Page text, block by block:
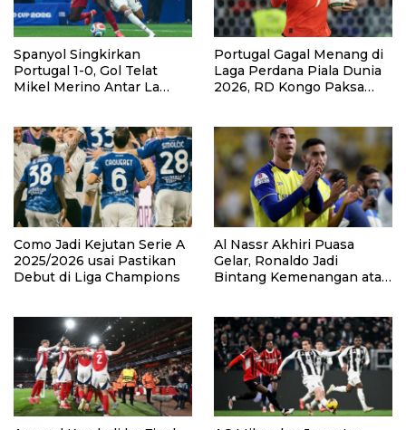
Spanyol Singkirkan
Portugal 1-0, Gol Telat
Mikel Merino Antar La
Portugal Gagal Menang di
Laga Perdana Piala Dunia
2026, RD Kongo Paksa
Como Jadi Kejutan Serie A
2025/2026 usai Pastikan
Debut di Liga Champions
Al Nassr Akhiri Puasa
Gelar, Ronaldo Jadi
Bintang Kemenangan atas